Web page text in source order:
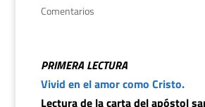
Comentarios
PRIMERA LECTURA
Vivid en el amor como Cristo.
Lectura de la carta del apóstol